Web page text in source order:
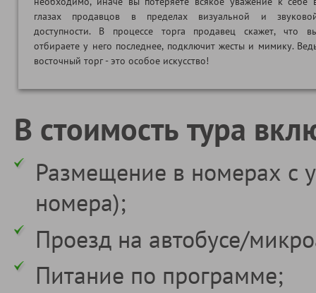
глазах продавцов в пределах визуальной и
доступности. В процессе торга продавец скажет, что
отбираете у него последнее, подключит жесты и мимику.
восточный торг - это особое искусство!
В стоимость тура
Размещение в номерах с
номера);
Проезд на автобусе/
Питание по программе;